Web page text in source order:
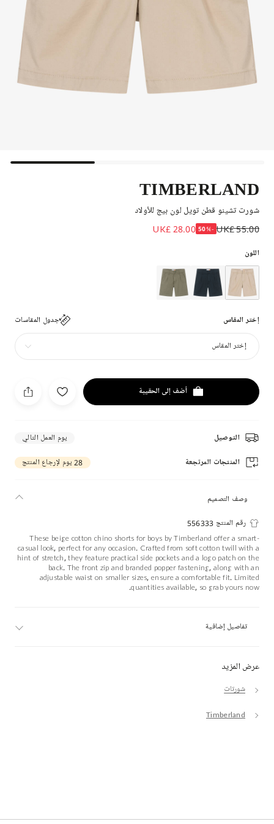
TIMBERLAND
شورت تشينو قطن تويل لون بيج للأولاد
UK£ 55.00
-50%
UK£ 28.00
اللون
إختر المقاس جدول المقاسات
إختر المقاس
أضف إلى الحقيبة
التوصيل يوم العمل التالي
المنتجات المرتجعة 28 يوم لإرجاع المنتج
عرض المزيد
شورتات
Timberland
وصف التصميم
رقم المنتج 556333
These beige cotton chino shorts for boys by Timberland offer a smart-
casual look, perfect for any occasion. Crafted from soft cotton twill with a
hint of stretch, they feature practical side pockets and a logo patch on the
back. The front zip and branded popper fastening, along with an
adjustable waist on smaller sizes, ensure a comfortable fit. Limited
quantities available, so grab yours now.
تفاصيل إضافية